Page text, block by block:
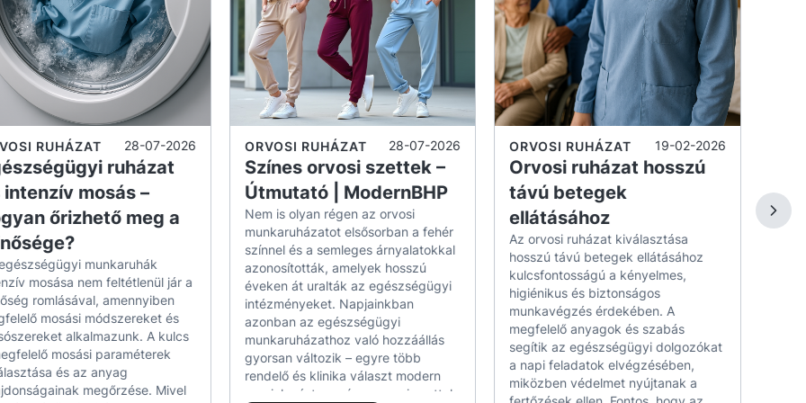
anyagok– lélegző, gyorsan száradó és szennyeződésálló.
testhezálló szabások
– kényelmet és elegáns megjelenést biztosítanak a teljes műszak alatt.
színek– ideálisak minden pincér stílushoz és minden típusú helyszínhez.
amelyet intenzív használat igazol– tökéletes a gasztronómiához.
pincéringeket találsz a kínálatunkban?
különböző modellek állnak rendelkezésre, amelyek a gasztronómiai helyszínek változatos
Kínálunk:
fit ingek
– kiemelik a sziluettet, ideálisak elegáns éttermekhez.
ingek– kényelmesek és időtlenek, minden típusú helyszínen megállják a helyüket.
készült modellek
– maximális mozgásszabadság és kényelem intenzív munka közben.
és hosszú ujjú pincéringek
– az évszakok és a munkakör jellemzőihez igazítva.
amelyek ideálisak minden gasztronómiához
RUHÁZAT 28-07-2026
ruházat
intenzív mosás –
őrizhető meg a
munkaruhák
mosása nem feltétlenül jár a
romlásával, amennyiben
mosási módszereket és
alkalmazunk. A kulcs
mosási paraméterek
és az anyag
megőrzése. Mivel
ORVOSI RUHÁZAT 28-07-2026
Színes orvosi szettek –
Útmutató | ModernBHP
Nem is olyan régen az orvosi
munkaruházatot elsősorban a fehér
színnel és a semleges árnyalatokkal
azonosították, amelyek hosszú
éveken át uralták az egészségügyi
intézményeket. Napjainkban
azonban az egészségügyi
munkaruházathoz való hozzáállás
gyorsan változik – egyre több
rendelő és klinika választ modern
megjelenést, a színes orvosi szettek
ORVOSI RUHÁZAT 19-02-2026
Orvosi ruházat hosszú
távú betegek
ellátásához
Az orvosi ruházat kiválasztása
hosszú távú betegek ellátásához
kulcsfontosságú a kényelmes,
higiénikus és biztonságos
munkavégzés érdekében. A
megfelelő anyagok és szabás
segítik az egészségügyi dolgozókat
a napi feladatok elvégzésében,
miközben védelmet nyújtanak a